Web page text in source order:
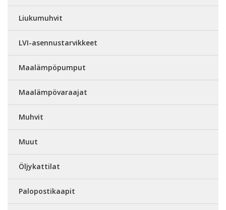
Liukumuhvit
LVI-asennustarvikkeet
Maalämpöpumput
Maalämpövaraajat
Muhvit
Muut
Öljykattilat
Palopostikaapit